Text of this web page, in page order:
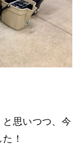
と思いつつ、今
！